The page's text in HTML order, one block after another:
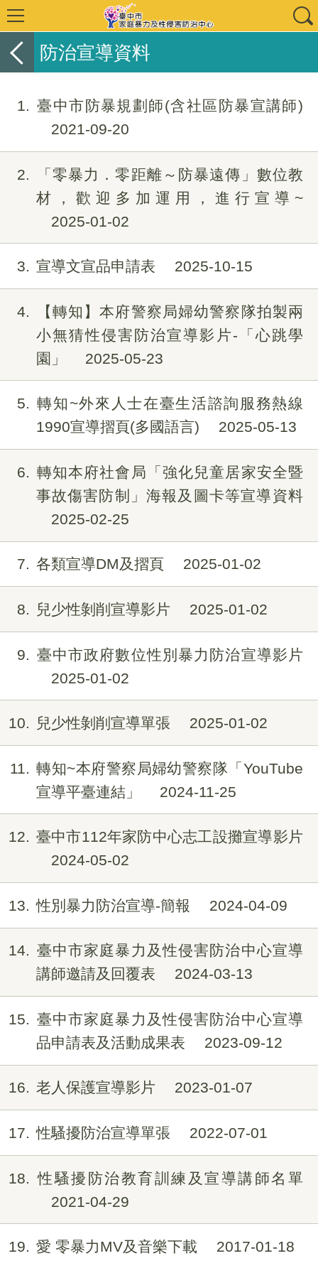
防治宣導資料
1
臺中市防暴規劃師(含社區防暴宣講師)
2021-09-20
2
「零暴力．零距離～防暴遠傳」數位教
材，歡迎多加運用，進行宣導~
2025-01-02
3 宣導文宣品申請表 2025-10-15
4
【轉知】本府警察局婦幼警察隊拍製兩
小無猜性侵害防治宣導影片-「心跳學
園」
2025-05-23
5
轉知~外來人士在臺生活諮詢服務熱線
1990宣導摺頁(多國語言)
2025-05-13
6
轉知本府社會局「強化兒童居家安全暨
事故傷害防制」海報及圖卡等宣導資料
2025-02-25
7 各類宣導DM及摺頁 2025-01-02
8 兒少性剝削宣導影片 2025-01-02
9
臺中市政府數位性別暴力防治宣導影片
2025-01-02
10 兒少性剝削宣導單張 2025-01-02
11
轉知~本府警察局婦幼警察隊「YouTube
宣導平臺連結」
2024-11-25
12
臺中市112年家防中心志工設攤宣導影片
2024-05-02
13 性別暴力防治宣導-簡報 2024-04-09
14
臺中市家庭暴力及性侵害防治中心宣導
講師邀請及回覆表
2024-03-13
15
臺中市家庭暴力及性侵害防治中心宣導
品申請表及活動成果表
2023-09-12
16 老人保護宣導影片 2023-01-07
17 性騷擾防治宣導單張 2022-07-01
18
性騷擾防治教育訓練及宣導講師名單
2021-04-29
19 愛 零暴力MV及音樂下載 2017-01-18